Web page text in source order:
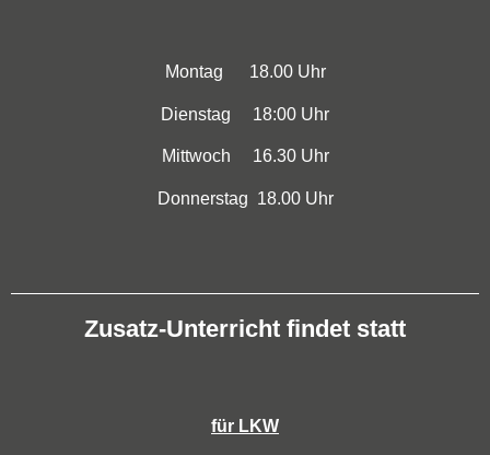
Montag 18.00 Uhr
Dienstag 18:00 Uhr
Mittwoch 16.30 Uhr
Donnerstag 18.00 Uhr
Zusatz-Unterricht findet statt
für LKW